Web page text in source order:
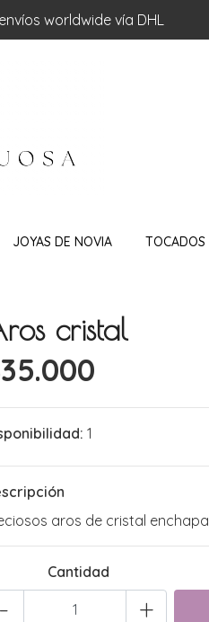
worldwide vía DHL
JOYAS DE NOVIA TOCADOS
cristal
1
aros de cristal
Cantidad
+
-